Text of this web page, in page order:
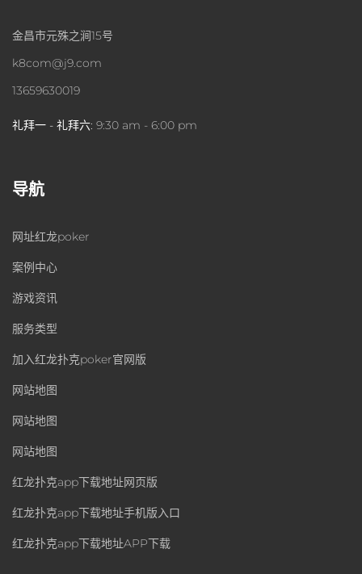
金昌市元殊之涧15号
k8com@j9.com
13659630019
礼拜一 - 礼拜六: 9:30 am - 6:00 pm
导航
网址红龙poker
案例中心
游戏资讯
服务类型
加入红龙扑克poker官网版
网站地图
网站地图
网站地图
红龙扑克app下载地址网页版
红龙扑克app下载地址手机版入口
红龙扑克app下载地址APP下载